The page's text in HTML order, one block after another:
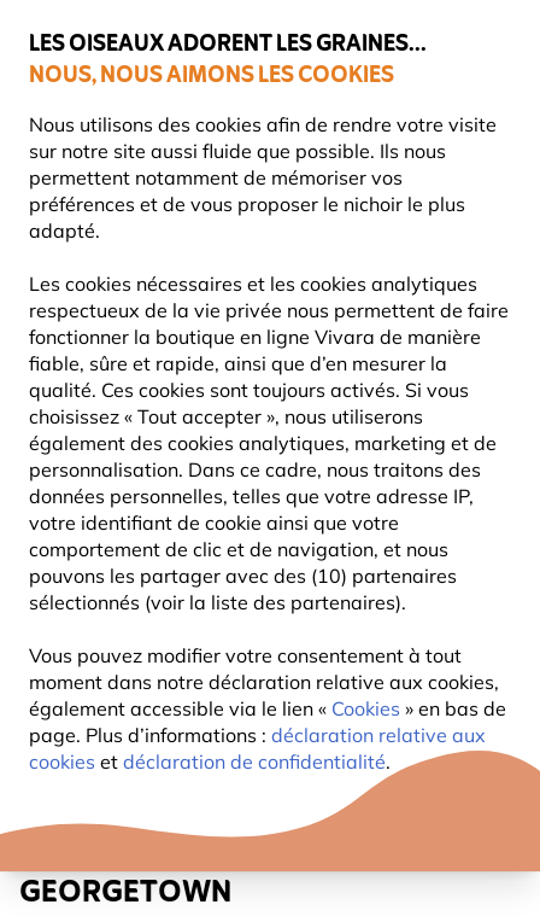
LES OISEAUX ADORENT LES GRAINES...
NOUS, NOUS AIMONS LES COOKIES
Nous utilisons des cookies afin de rendre votre visite
sur notre site aussi fluide que possible. Ils nous
permettent notamment de mémoriser vos
préférences et de vous proposer le nichoir le plus
adapté.
Les cookies nécessaires et les cookies analytiques
respectueux de la vie privée nous permettent de faire
fonctionner la boutique en ligne Vivara de manière
fiable, sûre et rapide, ainsi que d’en mesurer la
qualité. Ces cookies sont toujours activés. Si vous
choisissez « Tout accepter », nous utiliserons
également des cookies analytiques, marketing et de
personnalisation. Dans ce cadre, nous traitons des
données personnelles, telles que votre adresse IP,
votre identifiant de cookie ainsi que votre
comportement de clic et de navigation, et nous
pouvons les partager avec des (10) partenaires
sélectionnés (voir la liste des partenaires).
Vous pouvez modifier votre consentement à tout
moment dans notre déclaration relative aux cookies,
également accessible via le lien « Cookies » en bas de
page. Plus d’informations : déclaration relative aux
cookies et déclaration de confidentialité.
catégories.
Très bien noté dans 11 pays
Livraison express gratuite dès 59 €
Mangeoires Pour Oiseaux Mangeoires et Silos pour
10% DE RÉDUCTION
MANGEOIRE SUR POTEAU
GEORGETOWN